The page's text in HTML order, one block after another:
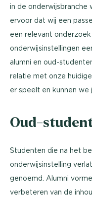
in de
ervoor dat wij een
een relevant
onderwijsinstellingen
alumni en oud-
relatie met onze
er speelt en kunnen we
Oud-
Studenten die na het
onderwijsinstelling
genoemd. Alumni
verbeteren van de